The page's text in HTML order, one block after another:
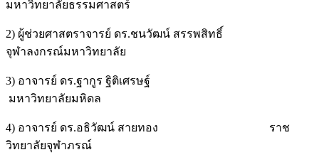
มหาวิทยาลัยธรรมศาสตร์
2) ผู้ช่วยศาสตราจารย์ ดร.ชนวัฒน์ สรรพสิทธิ์
จุฬาลงกรณ์มหาวิทยาลัย
3) อาจารย์ ดร.ฐากูร ฐิติเศรษฐ์
มหาวิทยาลัยมหิดล
4) อาจารย์ ดร.อธิวัฒน์ สายทอง ราช
วิทยาลัยจุฬาภรณ์